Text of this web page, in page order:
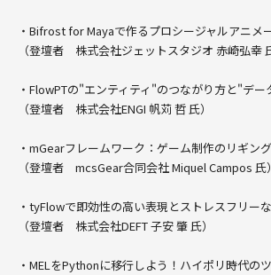
・Bifrost for Mayaで作るプロシージャルアニメ
（登壇者 株式会社ジェットスタジオ 赤崎弘幸
・FlowPTの"エンティティ"のつながり方と"デ
（登壇者 株式会社ENGI 帆苅 哲 氏）
・mGearフレームワーク：ゲーム制作のリギン
（登壇者 mcsGear合同会社 Miquel Campos 氏）
・tyFlowで即効性の高い表現とストレスフリー
（登壇者 株式会社DEFT 子安 肇 氏）
・MELをPythonに移行しよう！ハイポリ時代の